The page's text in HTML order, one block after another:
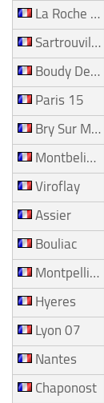
La Roche Sur Yon
Sartrouville
Boudy De Beauregard
Paris 15
Bry Sur Marne
Montbeliard
Viroflay
Assier
Bouliac
Montpellier
Hyeres
Lyon 07
Nantes
Chaponost